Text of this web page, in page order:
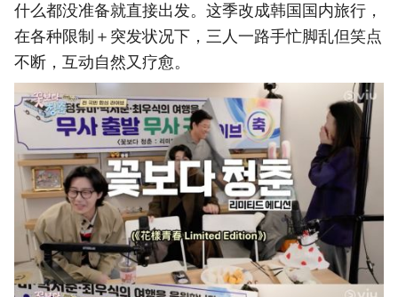
什么都没准备就直接出发。这季改成韩国国内旅行，
在各种限制＋突发状况下，三人一路手忙脚乱但笑点
不断，互动自然又疗愈。